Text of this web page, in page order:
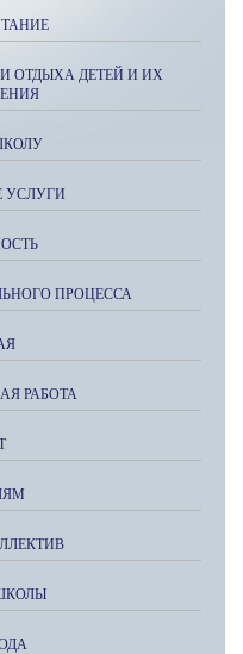
ОТДЫХА ДЕТЕЙ И ИХ
УСЛУГИ
ПРОЦЕССА
РАБОТА